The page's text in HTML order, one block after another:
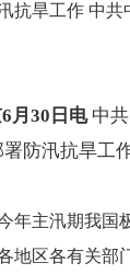
旱工作 中共
月30日电中共
防汛抗旱工
主汛期我国
地区各有关部